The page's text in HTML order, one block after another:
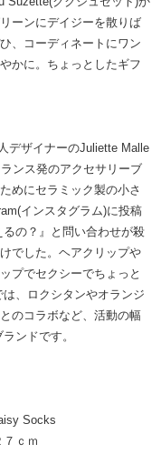
ーンにデイジーを散りば
、コーディネートにワン
かに。ちょっとしたギフ
デザイナーのJuliette Malle
ンス発のアクセサリーブ
めにセラミック製の小さ
インスタグラム)に投稿
の？』と問い合わせが殺
でした。ヘアクリップや
プでセクシーでちょっと
、ロクシタンやオランジ
のコラボなど、活動の幅
ンドです。
Socks
ｃｍ